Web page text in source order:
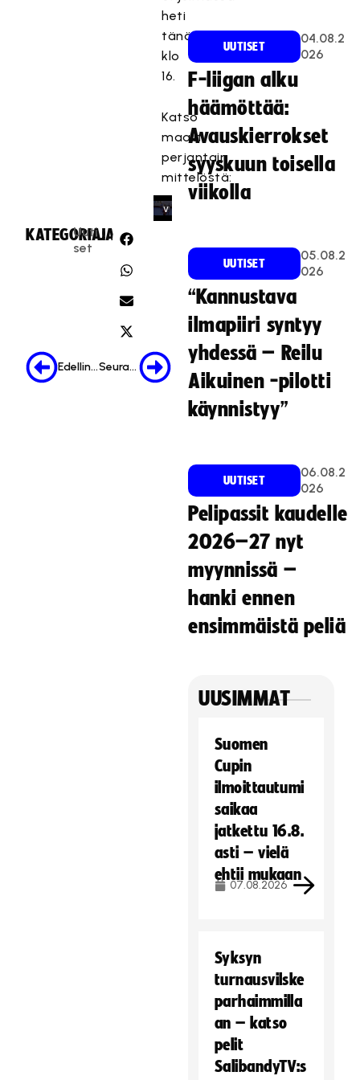
heti
tänään
klo
16.
Katso
maalit
perjantain
mittelöstä:
t
y
,
k
s
k
a
v
k
k
KATEGORIA:
Uuti
set
JAA:
Edellinen Seuraava
UUTISET
04.08.2
026
F-liigan alku
häämöttää:
Avauskierrokset
syyskuun toisella
viikolla
UUTISET
05.08.2
026
“Kannustava
ilmapiiri syntyy
yhdessä – Reilu
Aikuinen -pilotti
käynnistyy”
UUTISET
06.08.2
026
Pelipassit kaudelle
2026–27 nyt
myynnissä –
hanki ennen
ensimmäistä peliä
UUSIMMAT
Suomen
Cupin
ilmoittautumi
saikaa
jatkettu 16.8.
asti – vielä
ehtii mukaan
07.08.2026
Syksyn
turnausvilske
parhaimmilla
an – katso
pelit
SalibandyTV:s